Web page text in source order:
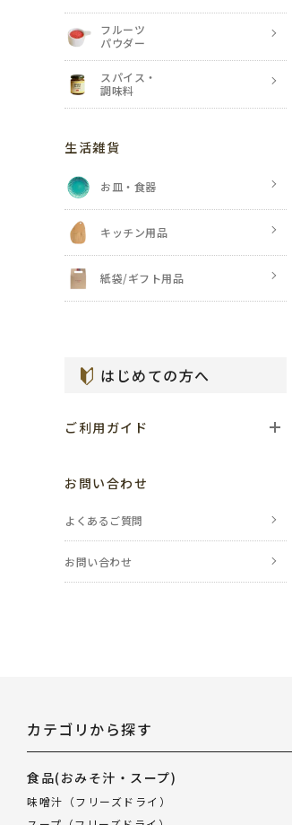
フルーツ
パウダー
スパイス・
調味料
生活雑貨
お皿・食器
キッチン用品
紙袋/ギフト用品
はじめての方へ
ご利用ガイド
のし・包装について
会員登録について
お問い合わせ
よくあるご質問
お問い合わせ
カテゴリから探す
食品(おみそ汁・スープ)
味噌汁（フリーズドライ）